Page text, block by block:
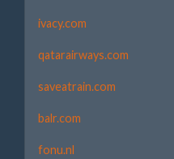
ivacy.com
qatarairways.com
saveatrain.com
balr.com
fonu.nl